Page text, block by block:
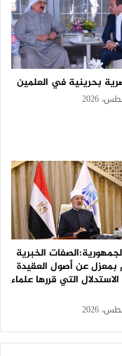
بحرينية في العلمين
الخبرية
بمعزل عن أصول العقيدة
التي قررها علماء